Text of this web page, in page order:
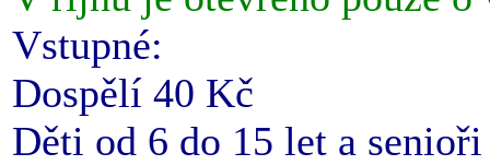
Vstupné:
Dospělí 40 Kč
Děti od 6 do 15 let a